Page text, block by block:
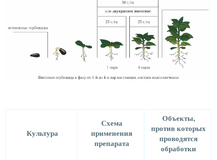
Культура
Схема
применения
препарата
Объекты,
против которых
проводятся
обработки